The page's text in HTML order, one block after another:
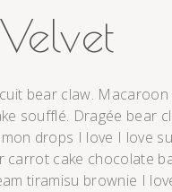
bear claw.
soufflé. Dragée bear
drops I love I love
carrot cake chocolate
tiramisu brownie I